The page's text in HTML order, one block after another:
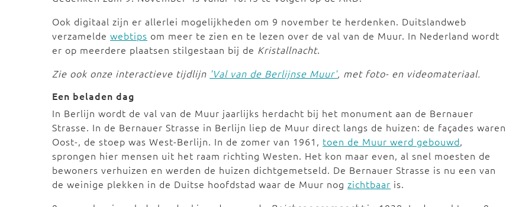
Ook digitaal zijn er allerlei mogelijkheden om 9 november te herdenken. Duitslandweb
verzamelde webtips om meer te zien en te lezen over de val van de Muur. In Nederland wordt
er op meerdere plaatsen stilgestaan bij de Kristallnacht.
Zie ook onze interactieve tijdlijn 'Val van de Berlijnse Muur', met foto- en videomateriaal.
Een beladen dag
In Berlijn wordt de val van de Muur jaarlijks herdacht bij het monument aan de Bernauer
Strasse. In de Bernauer Strasse in Berlijn liep de Muur direct langs de huizen: de façades waren
Oost-, de stoep was West-Berlijn. In de zomer van 1961, toen de Muur werd gebouwd,
sprongen hier mensen uit het raam richting Westen. Het kon maar even, al snel moesten de
bewoners verhuizen en werden de huizen dichtgemetseld. De Bernauer Strasse is nu een van
de weinige plekken in de Duitse hoofdstad waar de Muur nog zichtbaar is.